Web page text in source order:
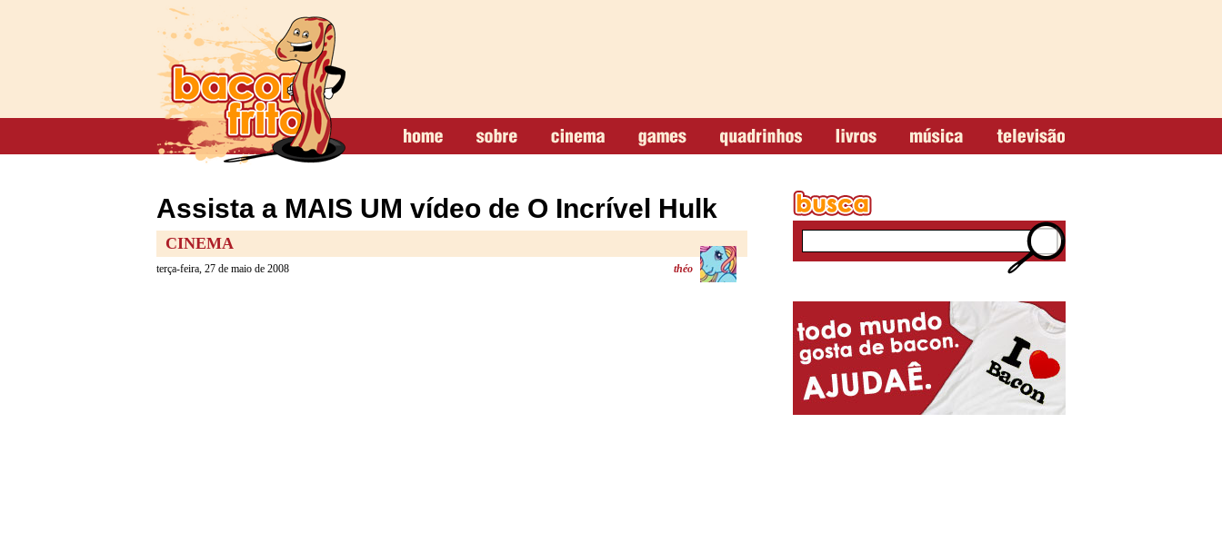
Assista a MAIS UM vídeo de O Incrível Hulk
CINEMA
terça-feira, 27 de maio de 2008 théo